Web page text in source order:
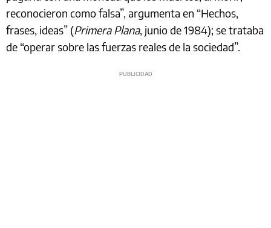
reconocieron como falsa”, argumenta en “Hechos,
frases, ideas” (Primera Plana, junio de 1984); se trataba
de “operar sobre las fuerzas reales de la sociedad”.